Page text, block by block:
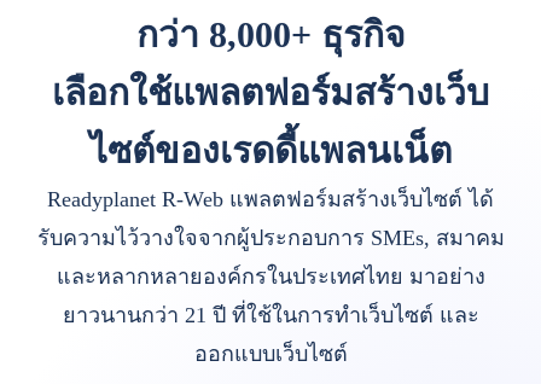
กว่า 8,000+ ธุรกิจ
เลือกใช้แพลตฟอร์มสร้างเว็บ
ไซต์ของเรดดี้แพลนเน็ต
Readyplanet R-Web แพลตฟอร์มสร้างเว็บไซต์ ได้
รับความไว้วางใจจากผู้ประกอบการ SMEs, สมาคม
และหลากหลายองค์กรในประเทศไทย มาอย่าง
ยาวนานกว่า 21 ปี ที่ใช้ในการทำเว็บไซต์ และ
ออกแบบเว็บไซต์